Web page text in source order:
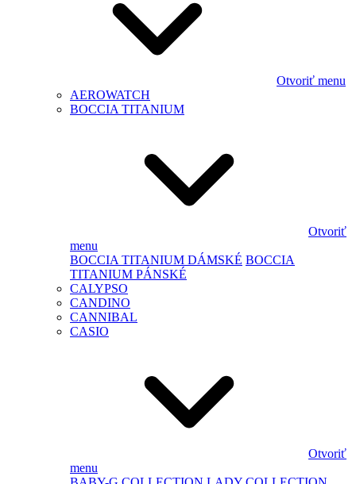
Otvoriť menu
AEROWATCH
BOCCIA TITANIUM
Otvoriť
menu
BOCCIA TITANIUM DÁMSKÉ BOCCIA
TITANIUM PÁNSKÉ
CALYPSO
CANDINO
CANNIBAL
CASIO
Otvoriť
menu